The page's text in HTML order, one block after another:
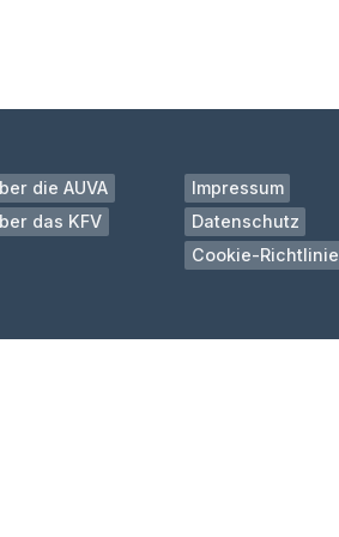
die AUVA
das KFV
Impressum
Datenschutz
Cookie-Richtlinie